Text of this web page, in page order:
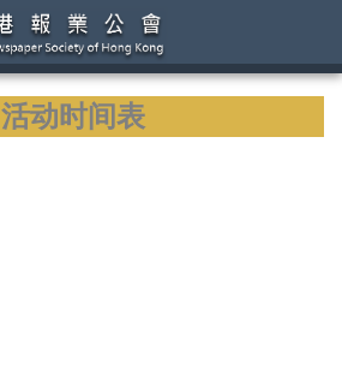
活动时间表